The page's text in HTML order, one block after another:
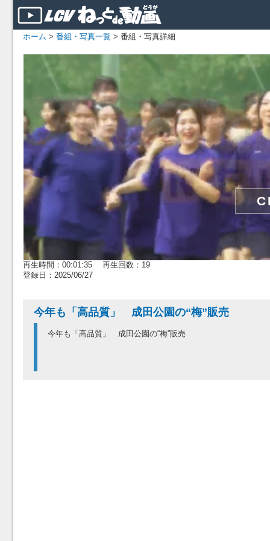
ホーム > 番組・写真一覧 > 番組・写真詳細
再生時間：00:01:35 再生回数：19
登録日：2025/06/27
今年も「高品質」 成田公園の“梅”販売
今年も「高品質」 成田公園の“梅”販売